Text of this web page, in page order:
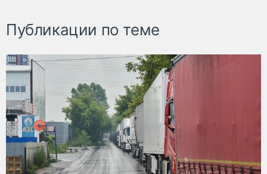
Публикации по теме